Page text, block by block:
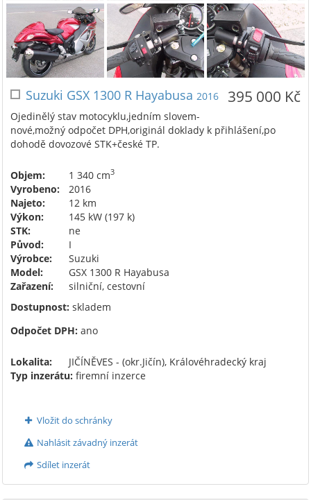
395 000 Kč
Suzuki GSX 1300 R Hayabusa 2016
Ojedinělý stav motocyklu,jedním slovem-
nové,možný odpočet DPH,originál doklady k přihlášení,po
dohodě dovozové STK+české TP.
Objem: 1 340 cm3
Vyrobeno:
2016
Najeto:
12 km
Výkon:
145 kW (197 k)
STK:
ne
Původ:
I
Výrobce:
Suzuki
Model:
GSX 1300 R Hayabusa
Zařazení:
silniční, cestovní
Dostupnost: skladem
Odpočet DPH: ano
Lokalita:
JIČÍNĚVES - (okr.Jičín), Královéhradecký kraj
Typ inzerátu: firemní inzerce
Vložit do schránky
Nahlásit závadný inzerát
Sdílet inzerát